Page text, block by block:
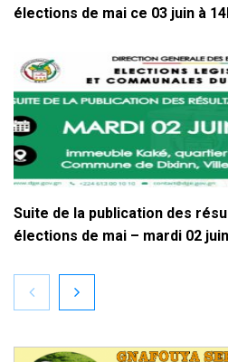
élections de mai ce 03 juin à
Suite de la publication des
élections de mai – mardi 02